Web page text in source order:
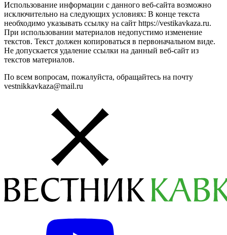
Использование информации с данного веб-сайта возможно
исключительно на следующих условиях: В конце текста
необходимо указывать ссылку на сайт https://vestikavkaza.ru.
При использовании материалов недопустимо изменение
текстов. Текст должен копироваться в первоначальном виде.
Не допускается удаление ссылки на данный веб-сайт из
текстов материалов.
По всем вопросам, пожалуйста, обращайтесь на почту
vestnikkavkaza@mail.ru